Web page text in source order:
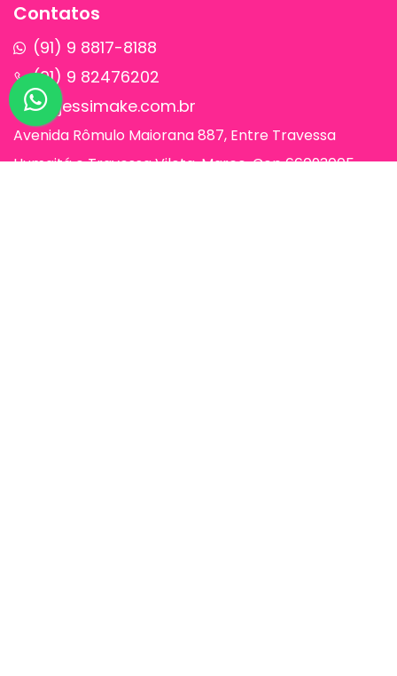
Contatos
(91) 9 8817-8188
(91) 9 82476202
sac@jessimake.com.br
Avenida Rômulo Maiorana 887, Entre Travessa
Humaitá e Travessa Vileta, Marco, Cep 66093005,